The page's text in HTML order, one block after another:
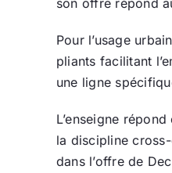
Pour l’usage
pliants facilitant
une ligne
L’enseigne
la discipline
dans l’offre de